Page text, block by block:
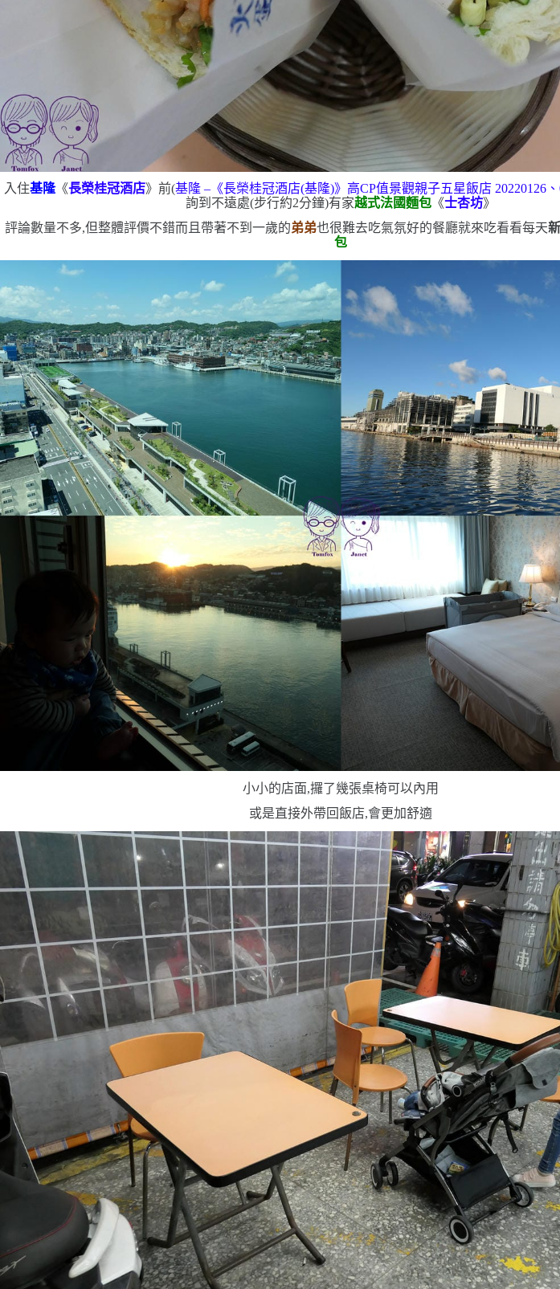
入住基隆《長榮桂冠酒店》前(基隆 – 《長榮桂冠酒店(基隆)》高CP值景觀親子五星飯店 20220126 、
詢到不遠處(步行約2分鐘)有家越式法國麵包 《士杏坊》
評論數量不多,但整體評價不錯而且帶著不到一歲的弟弟也很難去吃氣氛好的餐廳就來吃看看每天
包
小小的店面,攞了幾張桌椅可以內用
或是直接外帶回飯店,會更加舒適